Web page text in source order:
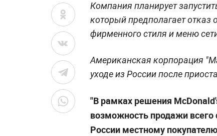
Компания планирует
который предполагает отказ
фирменного стиля и меню
Американская корпорация
уходе из России после
"В рамках решения
возможность продажи всего
России местному